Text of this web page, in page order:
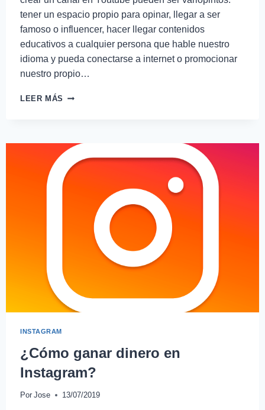
tener un espacio propio para opinar, llegar a ser
famoso o influencer, hacer llegar contenidos
educativos a cualquier persona que hable nuestro
idioma y pueda conectarse a internet o promocionar
nuestro propio…
LEER MÁS
INSTAGRAM
¿Cómo ganar dinero en
Instagram?
Por Jose 13/07/2019